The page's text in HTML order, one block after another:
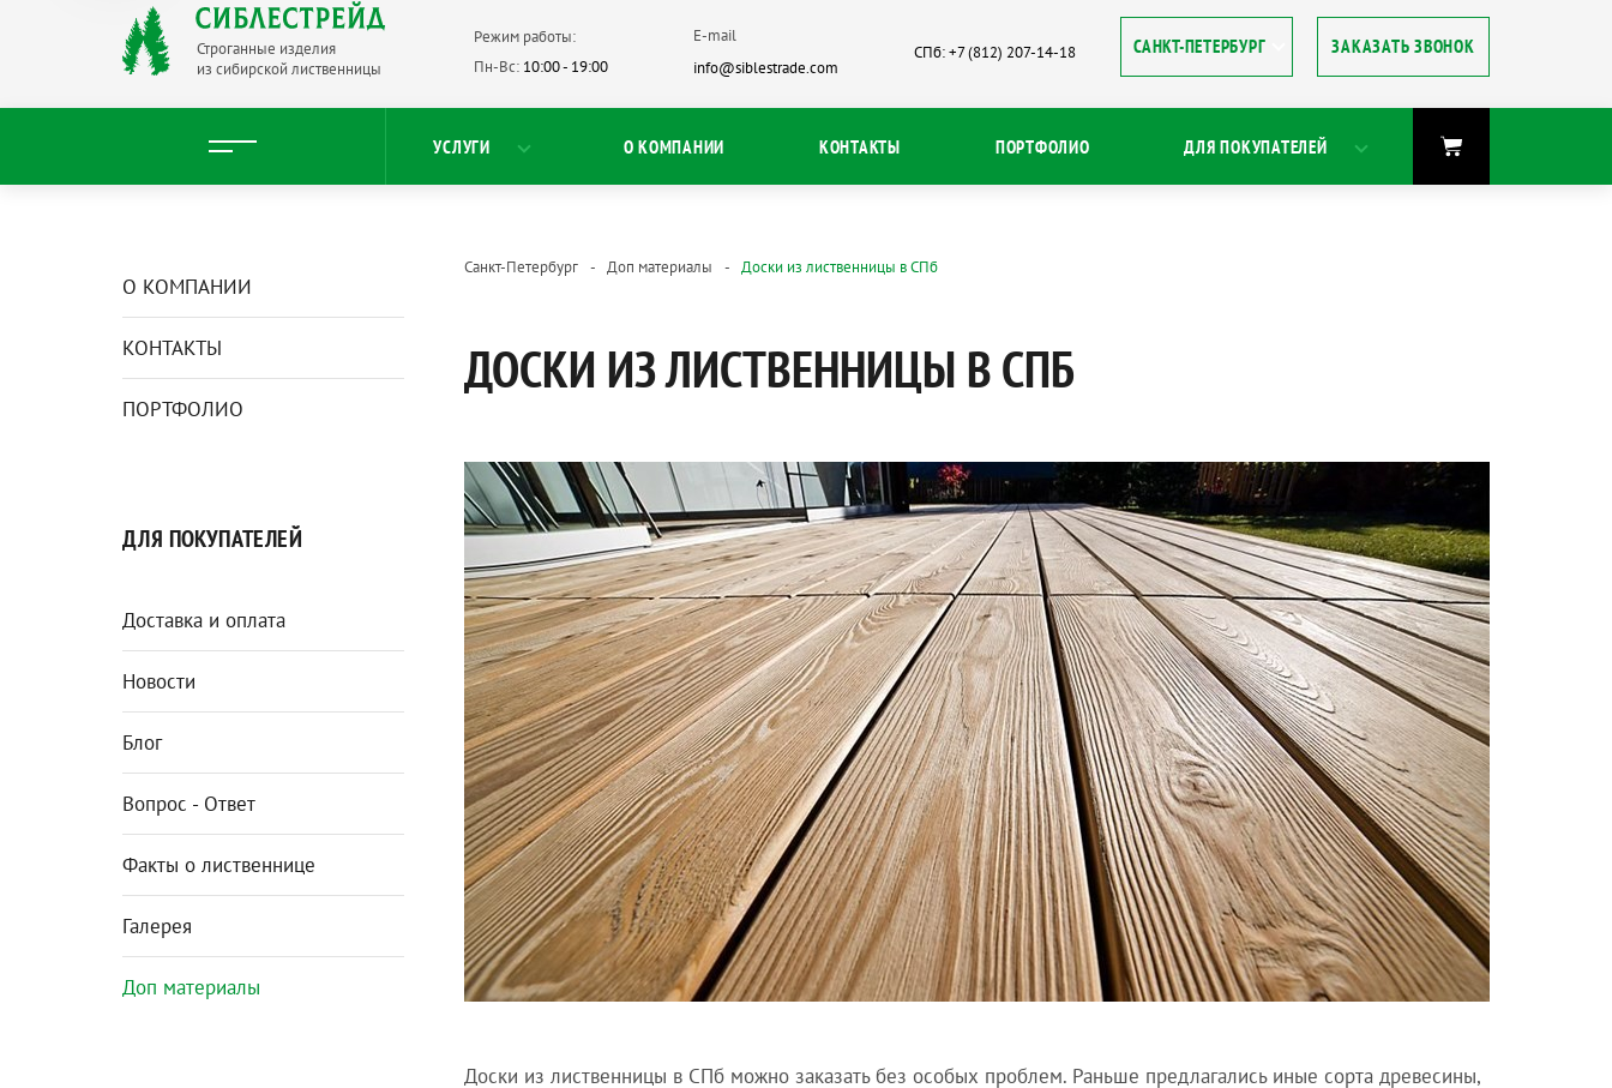
Строганные изделия
из сибирской лиственницы
ЗАКАЗАТЬ ЗВОНОК
УСЛУГИ О КОМПАНИИ КОНТАКТЫ ПОРТФОЛИО ДЛЯ ПОКУПАТЕЛЕЙ
Режим работы:
Пн-Вс: 10:00 - 19:00
E-mail
info@siblestrade.com
СПб: +7 (812) 207-14-18
О КОМПАНИИ
КОНТАКТЫ
ПОРТФОЛИО
ДЛЯ ПОКУПАТЕЛЕЙ
Доставка и оплата
Новости
Блог
Вопрос - Ответ
Факты о лиственнице
Галерея
Доп материалы
Санкт-Петербург Доп материалы Доски из лиственницы в СПб
ДОСКИ ИЗ ЛИСТВЕННИЦЫ В СПБ
Доски из лиственницы в СПб можно заказать без особых проблем. Раньше предлагались иные сорта древесины,